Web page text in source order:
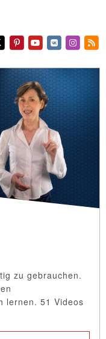
zu gebrauchen.
lernen. 51 Videos